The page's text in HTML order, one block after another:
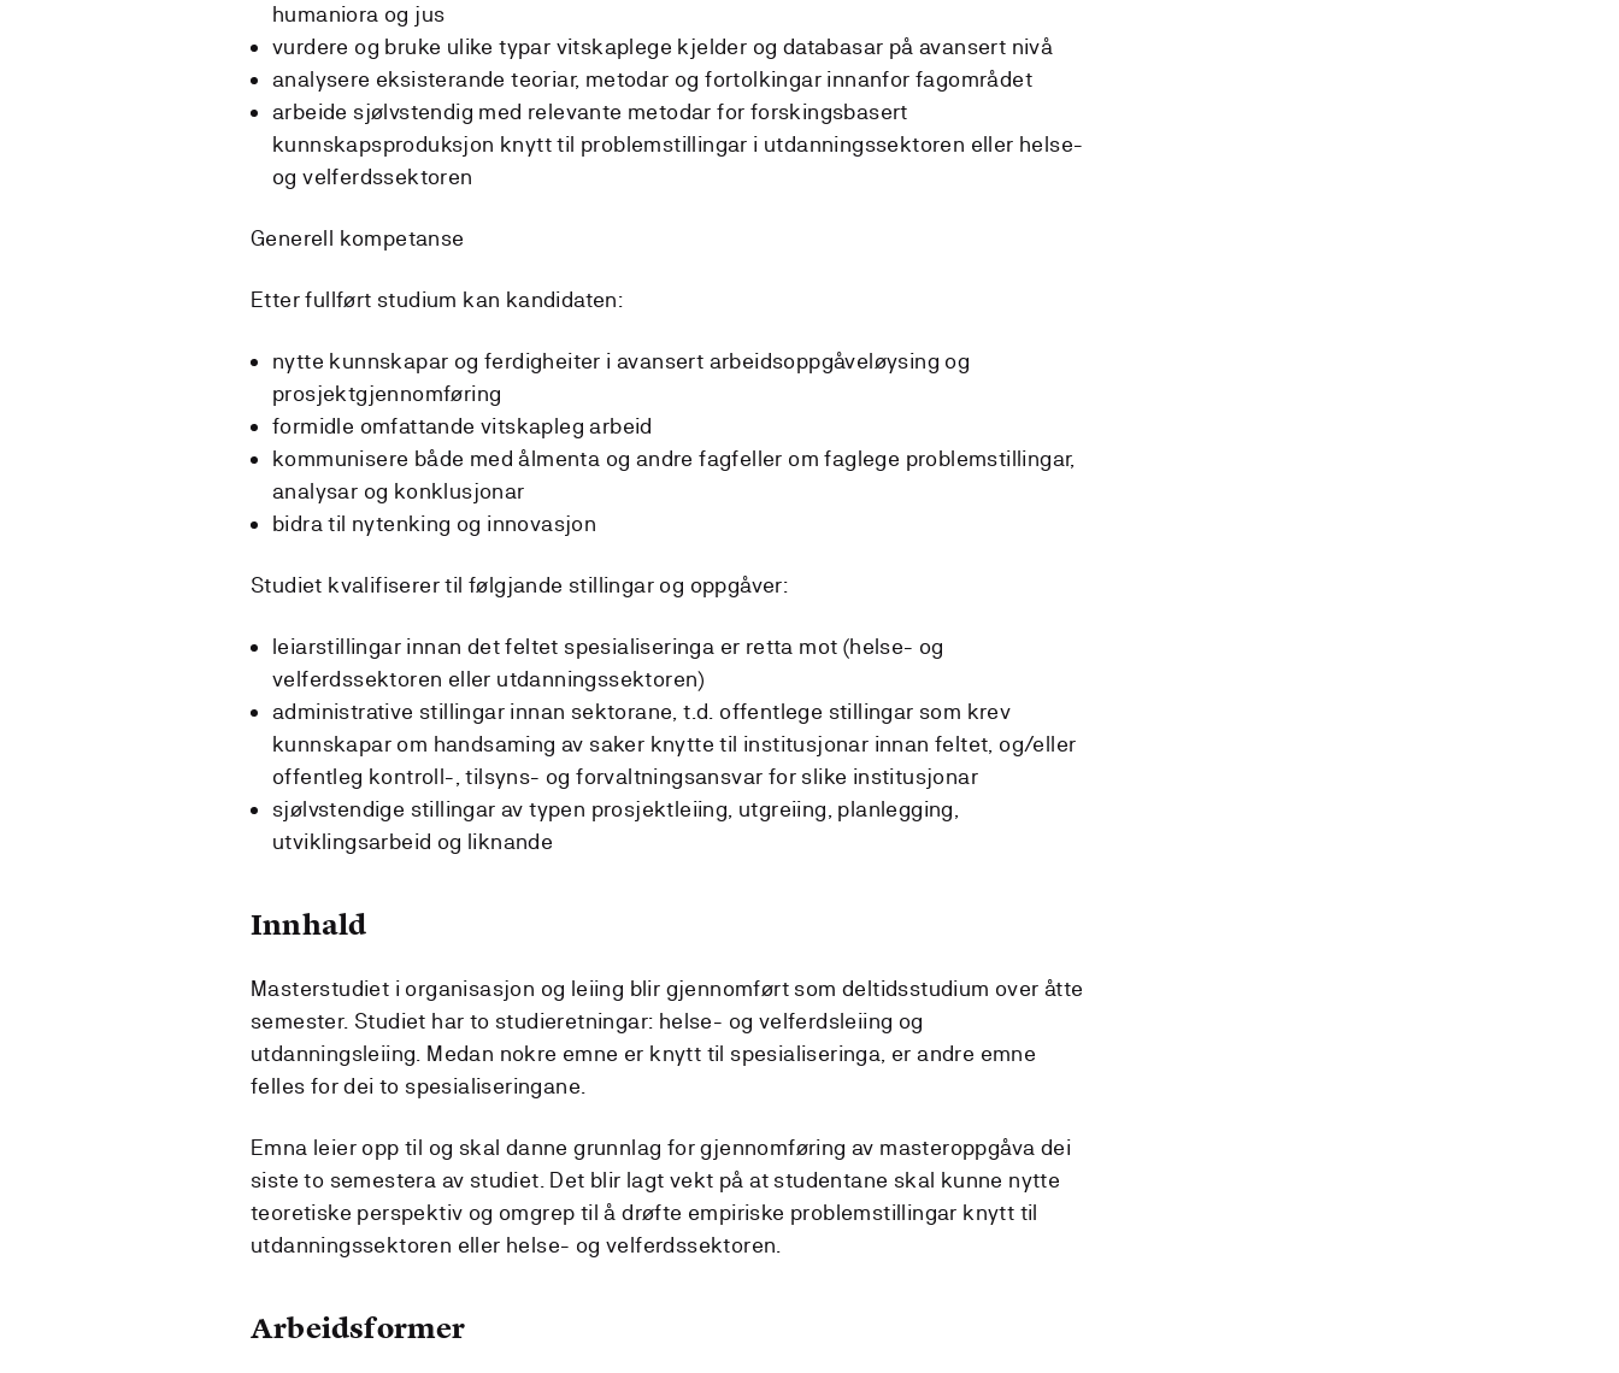
humaniora og jus
vurdere og bruke ulike typar vitskaplege kjelder og databasar på avansert nivå
analysere eksisterande teoriar, metodar og fortolkingar innanfor fagområdet
arbeide sjølvstendig med relevante metodar for forskingsbasert
kunnskapsproduksjon knytt til problemstillingar i utdanningssektoren eller helse-
og velferdssektoren
Generell kompetanse
Etter fullført studium kan kandidaten:
nytte kunnskapar og ferdigheiter i avansert arbeidsoppgåveløysing og
prosjektgjennomføring
formidle omfattande vitskapleg arbeid
kommunisere både med ålmenta og andre fagfeller om faglege problemstillingar,
analysar og konklusjonar
bidra til nytenking og innovasjon
Studiet kvalifiserer til følgjande stillingar og oppgåver:
leiarstillingar innan det feltet spesialiseringa er retta mot (helse- og
velferdssektoren eller utdanningssektoren)
administrative stillingar innan sektorane, t.d. offentlege stillingar som krev
kunnskapar om handsaming av saker knytte til institusjonar innan feltet, og/eller
offentleg kontroll-, tilsyns- og forvaltningsansvar for slike institusjonar
sjølvstendige stillingar av typen prosjektleiing, utgreiing, planlegging,
utviklingsarbeid og liknande
Innhald
Masterstudiet i organisasjon og leiing blir gjennomført som deltidsstudium over åtte
semester. Studiet har to studieretningar: helse- og velferdsleiing og
utdanningsleiing. Medan nokre emne er knytt til spesialiseringa, er andre emne
felles for dei to spesialiseringane.
Emna leier opp til og skal danne grunnlag for gjennomføring av masteroppgåva dei
siste to semestera av studiet. Det blir lagt vekt på at studentane skal kunne nytte
teoretiske perspektiv og omgrep til å drøfte empiriske problemstillingar knytt til
utdanningssektoren eller helse- og velferdssektoren.
Arbeidsformer